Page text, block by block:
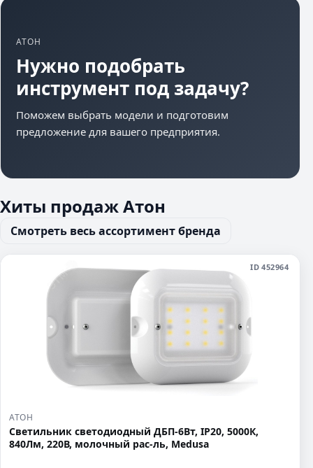
АТОН
Нужно подобрать
инструмент под задачу?
Поможем выбрать модели и подготовим
предложение для вашего предприятия.
Хиты продаж Атон
Смотреть весь ассортимент бренда
ID 452964
АТОН
Светильник светодиодный ДБП-6Вт, IP20, 5000К,
840Лм, 220В, молочный рас-ль, Medusa